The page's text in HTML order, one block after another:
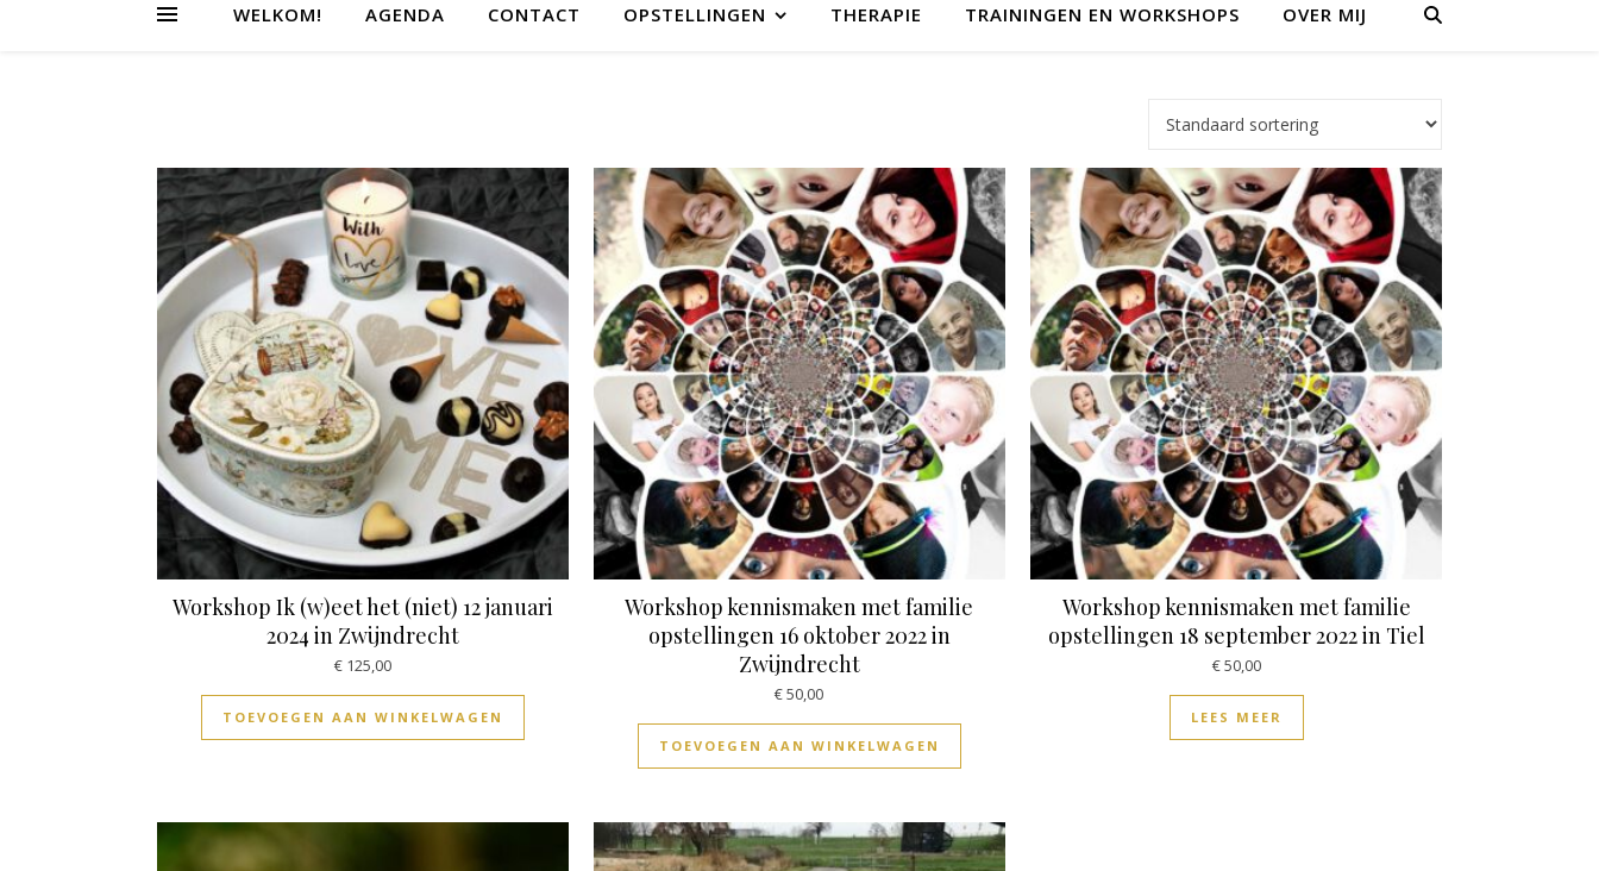
WELKOM! AGENDA CONTACT OPSTELLINGEN THERAPIE TRAININGEN EN WORKSHOPS OVER MIJ
Workshop Ik (w)eet het (niet) 12 januari
2024 in Zwijndrecht
€125,00
TOEVOEGEN AAN WINKELWAGEN
Workshop kennismaken met familie
opstellingen 16 oktober 2022 in
Zwijndrecht
€50,00
TOEVOEGEN AAN WINKELWAGEN
Workshop kennismaken met familie
opstellingen 18 september 2022 in Tiel
€50,00
LEES MEER